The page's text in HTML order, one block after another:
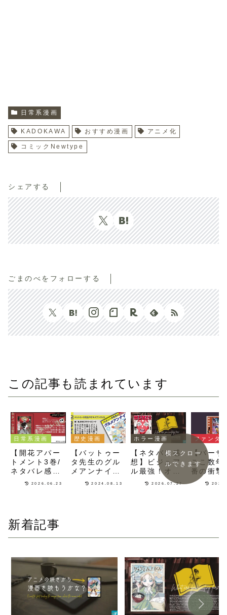
日常系漫画
KADOKAWA おすすめ漫画 アニメ化
コミックNewtype
シェアする
ごまのべをフォローする
この記事も読まれています
日常系漫画
【開花アパー
トメント3巻/
ネタバレ感
想】あまりに
れる
2026.06.23
歴史漫画
【バットゥー
タ先生のグル
メアンナイ
ト】命がけの
2024.08.13
ホラー漫画
【ネタバレ感
想】ビジュア
ル最強！オカ
ルト絡みの特
2026.07.27
【バーサ
ここ数年
番の衝撃
敵同士で
横スクロー
ルできます
新着記事